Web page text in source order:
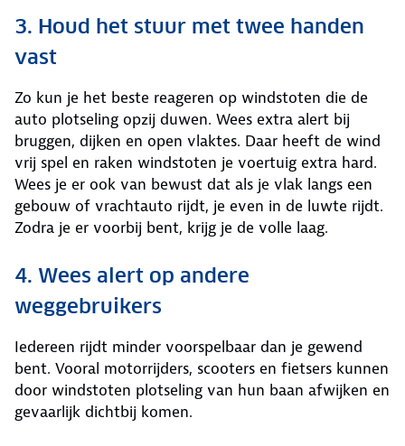
3. Houd het stuur met twee handen
vast
Zo kun je het beste reageren op windstoten die de
auto plotseling opzij duwen. Wees extra alert bij
bruggen, dijken en open vlaktes. Daar heeft de wind
vrij spel en raken windstoten je voertuig extra hard.
Wees je er ook van bewust dat als je vlak langs een
gebouw of vrachtauto rijdt, je even in de luwte rijdt.
Zodra je er voorbij bent, krijg je de volle laag.
4. Wees alert op andere
weggebruikers
Iedereen rijdt minder voorspelbaar dan je gewend
bent. Vooral motorrijders, scooters en fietsers kunnen
door windstoten plotseling van hun baan afwijken en
gevaarlijk dichtbij komen.